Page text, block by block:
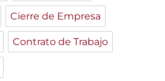
Cierre de Empresa
Contrato de Trabajo